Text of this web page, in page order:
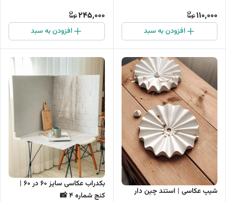
110,000
افزودن به سبد
245,000
افزودن به سبد
شیپ عکاسی | استند چین دار
بکدراب عکاسی سایز 60 در 60 |
کنج شماره 4 📸